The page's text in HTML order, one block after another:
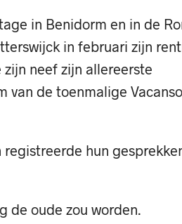
in Benidorm en in de
in februari zijn
neef zijn allereerste
van de toenmalige
hun
de oude zou worden.